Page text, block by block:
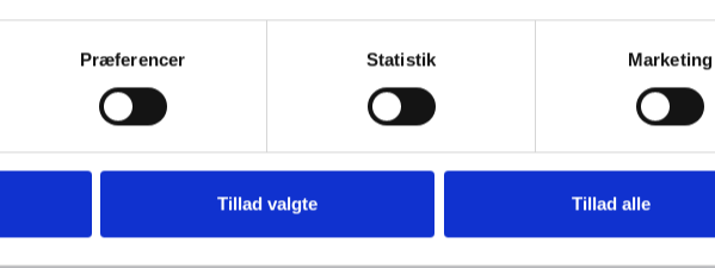
Præferencer Statistik Marketing
Tillad valgte Tillad alle